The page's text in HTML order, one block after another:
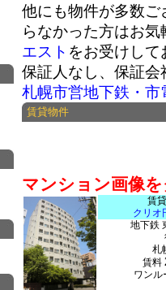
他にも物件が多数
らなかった方はお
エスト をお受けして
保証人なし、保証
札幌市営地下鉄・市
賃貸物件
マンション画像
賃
クリオ
地下鉄
札
賃料
ワンル